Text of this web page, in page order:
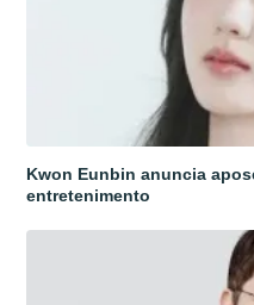
Kwon Eunbin anuncia
entretenimento